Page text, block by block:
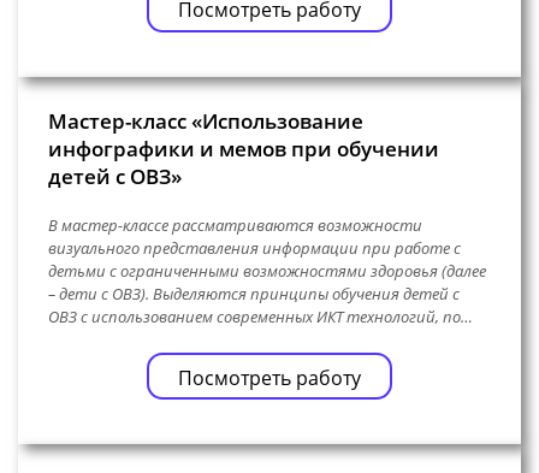
Посмотреть работу
Мастер-класс «Использование
инфографики и мемов при обучении
детей с ОВЗ»
В мастер-классе рассматриваются возможности
визуального представления информации при работе с
детьми с ограниченными возможностями здоровья (далее
– дети с ОВЗ). Выделяются принципы обучения детей с
ОВЗ с использованием современных ИКТ технологий, по…
Посмотреть работу